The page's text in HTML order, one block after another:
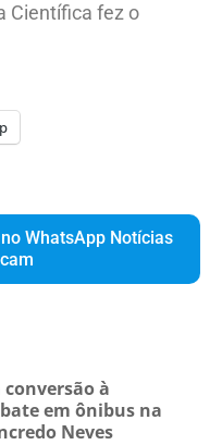
Científica fez o
WhatsApp Notícias
à
em ônibus na
Neves